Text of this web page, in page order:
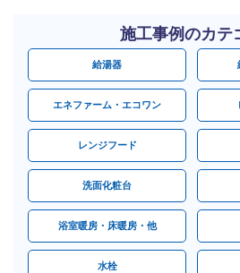
施工事例のカテ
給湯器
エネファーム・エコワン
レンジフード
洗面化粧台
浴室暖房・床暖房・他
水栓